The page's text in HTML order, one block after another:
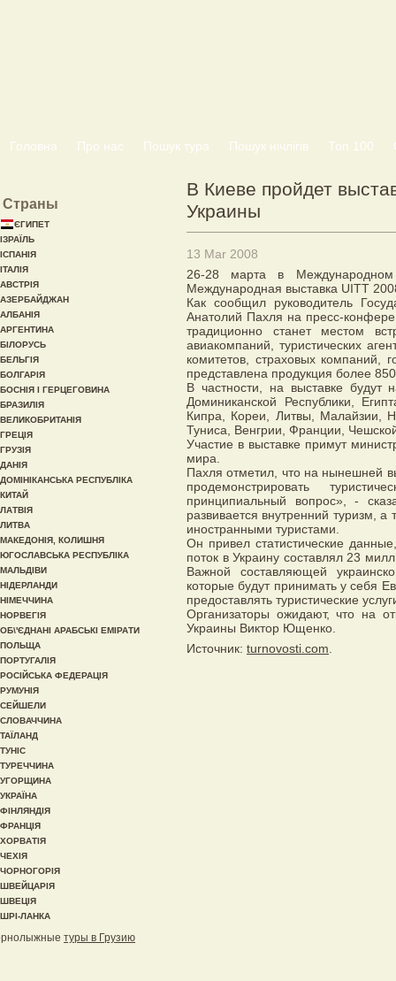
Головна Про нас Пошук тура Пошук нічлігів Топ 100
В Киеве пройдет
Украины
13 Mar 2008
26-28 марта в
Международная выставка UІTT
Как сообщил руководитель
Анатолий Пахля на пресс-
традиционно станет местом
авиакомпаний, туристических
комитетов, страховых компаний,
представлена продукция более
В частности, на выставке будут
Доминиканской Республики,
Кипра, Кореи, Литвы, Малайзии,
Туниса, Венгрии, Франции,
Участие в выставке примут
мира.
Пахля отметил, что на нынешней
продемонстрировать
принципиальный вопрос», -
развивается внутренний туризм,
иностранными туристами.
Он привел статистические
поток в Украину составлял 23
Важной составляющей
которые будут принимать у себя
предоставлять туристические
Организаторы ожидают, что на
Украины Виктор Ющенко.
Источник: turnovosti.com
Страны
ЄГИПЕТ
ІЗРАЇЛЬ
ІСПАНІЯ
ІТАЛІЯ
АВСТРІЯ
АЗЕРБАЙДЖАН
АЛБАНІЯ
АРГЕНТИНА
БІЛОРУСЬ
БЕЛЬГІЯ
БОЛГАРІЯ
БОСНІЯ І ГЕРЦЕГОВИНА
БРАЗИЛІЯ
ВЕЛИКОБРИТАНІЯ
ГРЕЦІЯ
ГРУЗІЯ
ДАНІЯ
ДОМІНІКАНСЬКА РЕСПУБЛІКА
КИТАЙ
ЛАТВІЯ
ЛИТВА
МАКЕДОНІЯ, КОЛИШНЯ
ЮГОСЛАВСЬКА РЕСПУБЛІКА
МАЛЬДІВИ
НІДЕРЛАНДИ
НІМЕЧЧИНА
НОРВЕГІЯ
ОБ\'ЄДНАНІ АРАБСЬКІ ЕМІРАТИ
ПОЛЬЩА
ПОРТУГАЛІЯ
РОСІЙСЬКА ФЕДЕРАЦІЯ
РУМУНІЯ
СЕЙШЕЛИ
СЛОВАЧЧИНА
ТАЇЛАНД
ТУНІС
ТУРЕЧЧИНА
УГОРЩИНА
УКРАЇНА
ФІНЛЯНДІЯ
ФРАНЦІЯ
ХОРВАТІЯ
ЧЕХІЯ
ЧОРНОГОРІЯ
ШВЕЙЦАРІЯ
ШВЕЦІЯ
ШРІ-ЛАНКА
туры в Грузию